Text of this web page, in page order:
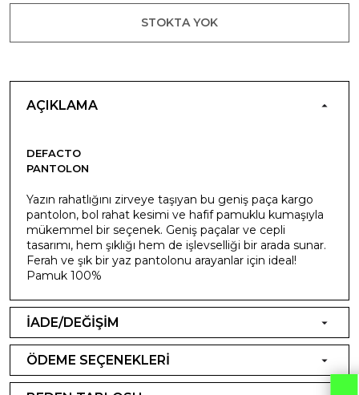
STOKTA YOK
AÇIKLAMA
DEFACTO
PANTOLON
Yazın rahatlığını zirveye taşıyan bu geniş paça kargo
pantolon, bol rahat kesimi ve hafif pamuklu kumaşıyla
mükemmel bir seçenek. Geniş paçalar ve cepli
tasarımı, hem şıklığı hem de işlevselliği bir arada sunar.
Ferah ve şık bir yaz pantolonu arayanlar için ideal!
Pamuk 100%
İADE/DEĞİŞİM
ÖDEME SEÇENEKLERİ